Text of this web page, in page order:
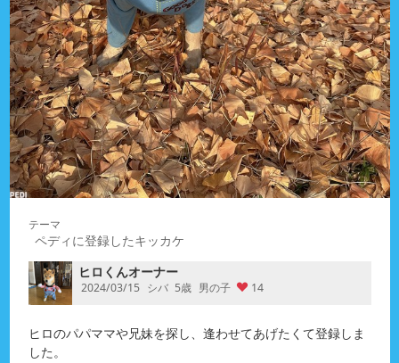
ペディに登録したキッカケ
ヒロくんオーナー
2024/03/15 シバ 5歳 男の子 14
ヒロのパパママや兄妹を探し、逢わせてあげたくて登録しま
した。